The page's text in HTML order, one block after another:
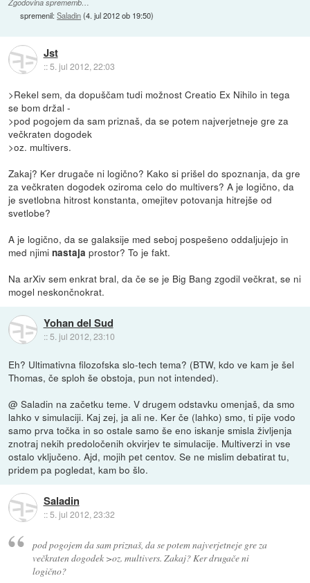
Zgodovina sprememb…
spremenil:Saladin(4. jul 2012 ob 19:50)
Jst
::5. jul 2012, 22:03
>Rekel sem, da dopuščam tudi možnost Creatio Ex Nihilo in tega
se bom držal -
>pod pogojem da sam priznaš, da se potem najverjetneje gre za
večkraten dogodek
>oz. multivers.
Zakaj? Ker drugače ni logično? Kako si prišel do spoznanja, da gre
za večkraten dogodek oziroma celo do multivers? A je logično, da
je svetlobna hitrost konstanta, omejitev potovanja hitrejše od
svetlobe?
A je logično, da se galaksije med seboj pospešeno oddaljujejo in
med njiminastaja prostor? To je fakt.
Na arXiv sem enkrat bral, da če se je Big Bang zgodil večkrat, se ni
mogel neskončnokrat.
Yohan del Sud
:: 5. jul 2012, 23:10
Eh? Ultimativna filozofska slo-tech tema? (BTW, kdo ve kam je šel
Thomas, če sploh še obstoja, pun not intended).
@ Saladin na začetku teme. V drugem odstavku omenjaš, da smo
lahko v simulaciji. Kaj zej, ja ali ne. Ker če (lahko) smo, ti pije vodo
samo prva točka in so ostale samo še eno iskanje smisla življenja
znotraj nekih predoločenih okvirjev te simulacije. Multiverzi in vse
ostalo vključeno. Ajd, mojih pet centov. Se ne mislim debatirat tu,
pridem pa pogledat, kam bo šlo.
Saladin
::5. jul 2012, 23:32
pod pogojem da sam priznaš, da se potem najverjetneje gre za
večkraten dogodek >oz. multivers. Zakaj? Ker drugače ni
logično?